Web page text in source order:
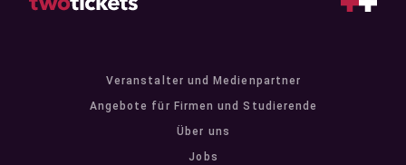
Veranstalter und Medienpartner
Angebote für Firmen und Studierende
Über uns
Jobs